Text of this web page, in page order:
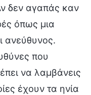
δεν αγαπάς καν
όπως μια
ανεύθυνος.
που
να λαμβάνεις
έχουν τα ηνία